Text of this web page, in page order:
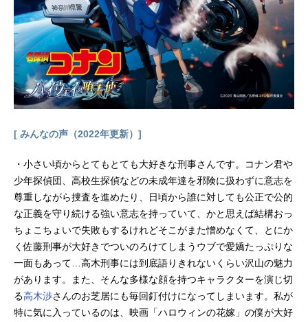
[ みんなの声（2022年更新）]
・小さい頃からとてもとても大好きな刑事さんです。コナン君や
少年探偵団、高校生探偵などの未成年達を邪険に扱わずに意志を
尊重しながら捜査を進めたり、日頃から誰に対しても公正で公的
な正義を守り続ける強い意志を持っていて、かと思えば結構おっ
ちょこちょいで失敗もするけれどそこがまた憎めなくて、とにか
く佐藤刑事が大好きでついのろけてしまうウブで愛嬌たっぷりな
一面もあって…高木刑事には到底語りきれないくらい沢山の魅力
があります。また、そんな多様な顔を持つキャラクターを演じ切
る高木渉さんのお芝居にも毎回釘付けになってしまいます。私が
特に気に入っているのは、映画「ハロウィンの花嫁」の僕が大好